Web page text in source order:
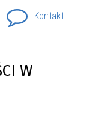
Kontakt
W